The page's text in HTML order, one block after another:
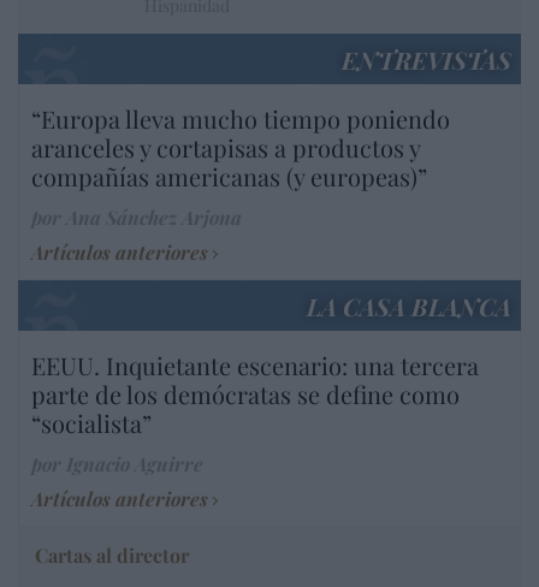
ENTREVISTAS
“Europa lleva mucho tiempo poniendo
aranceles y cortapisas a productos y
compañías americanas (y europeas)”
Artículos anteriores
LA CASA BLANCA
EEUU. Inquietante escenario: una tercera
parte de los demócratas se define como
“socialista”
Artículos anteriores
Cartas al director